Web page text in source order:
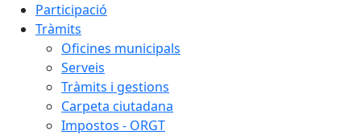
Participació
Tràmits
Oficines municipals
Serveis
Tràmits i gestions
Carpeta ciutadana
Impostos - ORGT